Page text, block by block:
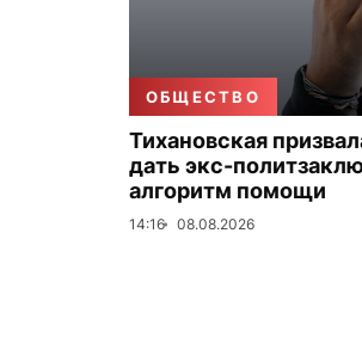
ОБЩЕСТВО
Тихановская
дать экс-
алгоритм помощи
14:16 08.08.2026